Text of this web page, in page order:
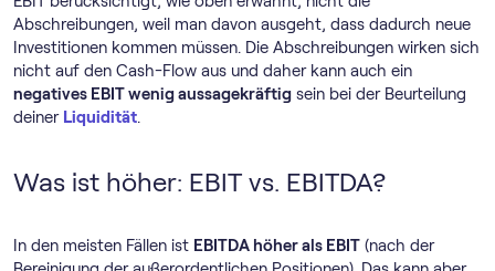
Abschreibungen, weil man davon ausgeht, dass dadurch neue
Investitionen kommen müssen. Die Abschreibungen wirken sich
nicht auf den Cash-Flow aus und daher kann auch ein
negatives EBIT wenig aussagekräftig sein bei der Beurteilung
deiner Liquidität.
Was ist höher: EBIT vs. EBITDA?
In den meisten Fällen ist EBITDA höher als EBIT (nach der